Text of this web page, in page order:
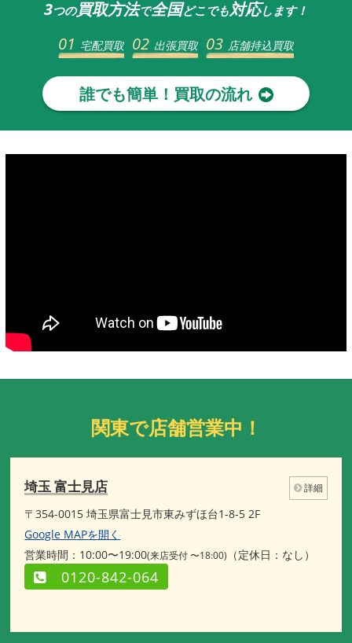
3つの買取方法で全国どこでも対応します！
01 宅配買取 02 出張買取 03 店舗持込買取
誰でも簡単！買取の流れ
関東で店舗営業中！
埼玉 富士見店 詳細
〒354-0015 埼玉県富士見市東みずほ台1-8-5 2F
Google MAPを開く
営業時間：10:00〜19:00(来店受付 〜18:00) （定休日：なし）
0120-842-064